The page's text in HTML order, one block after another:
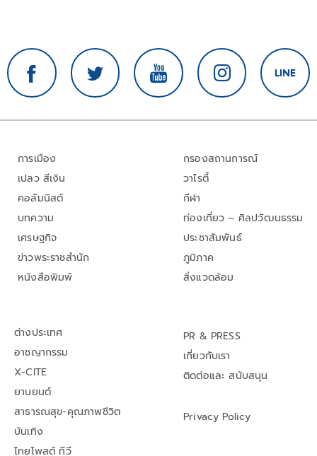
การเมือง
เปลว สีเงิน
คอลัมนิสต์
บทความ
เศรษฐกิจ
ข่าวพระราชสำนัก
หนังสือพิมพ์
กรองสถานการณ์
วาไรตี้
กีฬา
ท่องเที่ยว – ศิลปวัฒนธรรม
ประชาสัมพันธ์
ภูมิภาค
สิ่งแวดล้อม
ต่างประเทศ
อาชญากรรม
X-CITE
ยานยนต์
สาธารณสุข-คุณภาพชีวิต
บันเทิง
ไทยโพสต์ ทีวี
PR & PRESS
เกี่ยวกับเรา
ติดต่อและ สนับสนุน
Privacy Policy